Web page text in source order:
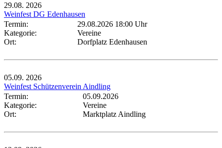
29.08. 2026
Weinfest DG Edenhausen
Termin:
29.08.2026 18:00 Uhr
Kategorie:
Vereine
Ort:
Dorfplatz Edenhausen
05.09. 2026
Weinfest Schützenverein Aindling
Termin:
05.09.2026
Kategorie:
Vereine
Ort:
Marktplatz Aindling